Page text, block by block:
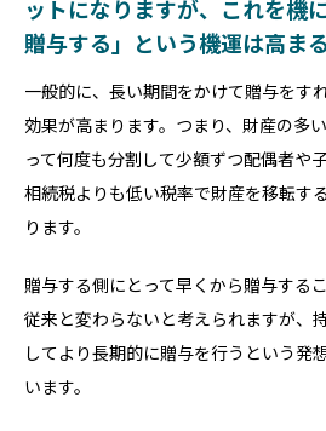
ットになりますが、これを機
贈与する」という機運は高ま
一般的に、長い期間をかけて贈与をす
効果が高まります。つまり、財産の多
って何度も分割して少額ずつ配偶者や
相続税よりも低い税率で財産を移転す
ります。
贈与する側にとって早くから贈与する
従来と変わらないと考えられますが、
してより長期的に贈与を行うという発
います。